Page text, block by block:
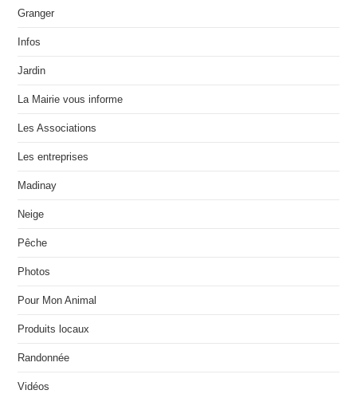
Granger
Infos
Jardin
La Mairie vous informe
Les Associations
Les entreprises
Madinay
Neige
Pêche
Photos
Pour Mon Animal
Produits locaux
Randonnée
Vidéos